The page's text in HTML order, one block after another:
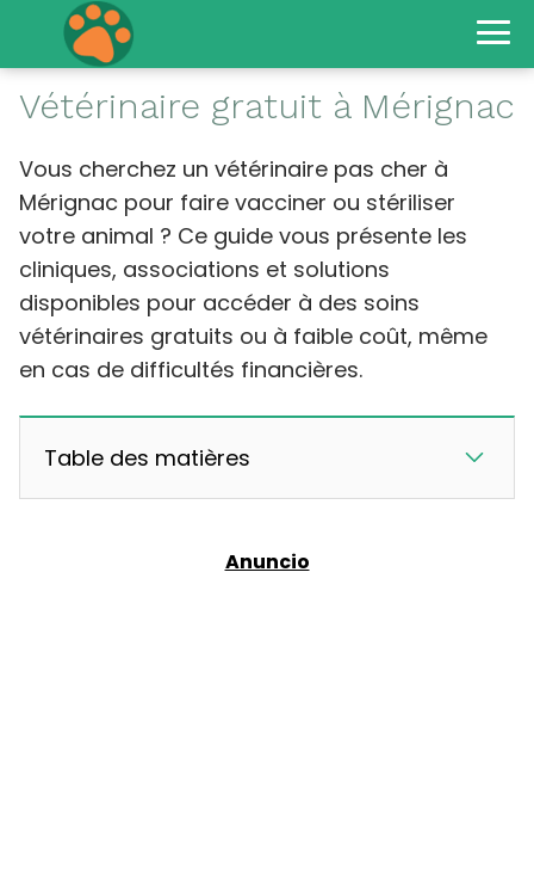
Vétérinaire gratuit à Mérignac
Vous cherchez un vétérinaire pas cher à
Mérignac pour faire vacciner ou stériliser
votre animal ? Ce guide vous présente les
cliniques, associations et solutions
disponibles pour accéder à des soins
vétérinaires gratuits ou à faible coût, même
en cas de difficultés financières.
Table des matières